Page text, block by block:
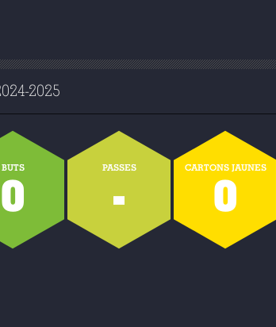
2025
BUTS
0
PASSES
-
CARTONS JAUNES
0